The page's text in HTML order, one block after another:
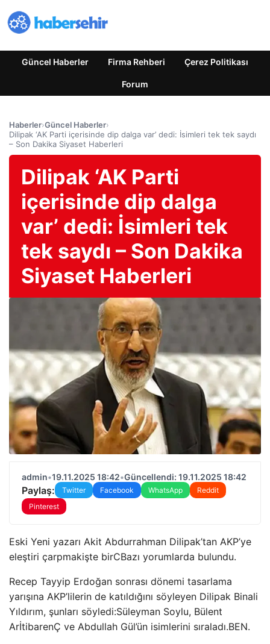
Güncel Haberler Firma Rehberi Çerez Politikası
Forum
Haberler›Güncel Haberler›
Dilipak ‘AK Parti içerisinde dip dalga var’ dedi: İsimleri tek tek saydı
– Son Dakika Siyaset Haberleri
Dilipak ‘AK Parti
içerisinde dip dalga
var’ dedi: İsimleri tek
tek saydı – Son Dakika
Siyaset Haberleri
admin•19.11.2025 18:42•Güncellendi: 19.11.2025 18:42
Paylaş: Twitter Facebook WhatsApp
Reddit
Pinterest
Eski Yeni yazarı Akit Abdurrahman Dilipak’tan AKP’ye
eleştiri çarpmakişte birCBazı yorumlarda bulundu.
Recep Tayyip Erdoğan sonrası dönemi tasarlama
yarışına AKP’lilerin de katıldığını söyleyen Dilipak Binali
Yıldırım, şunları söyledi:Süleyman Soylu, Bülent
ArİtibarenÇ ve Abdullah Gül’ün isimlerini sıraladı.BEN.